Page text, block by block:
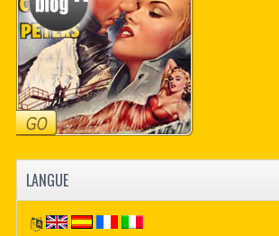
LANGUE